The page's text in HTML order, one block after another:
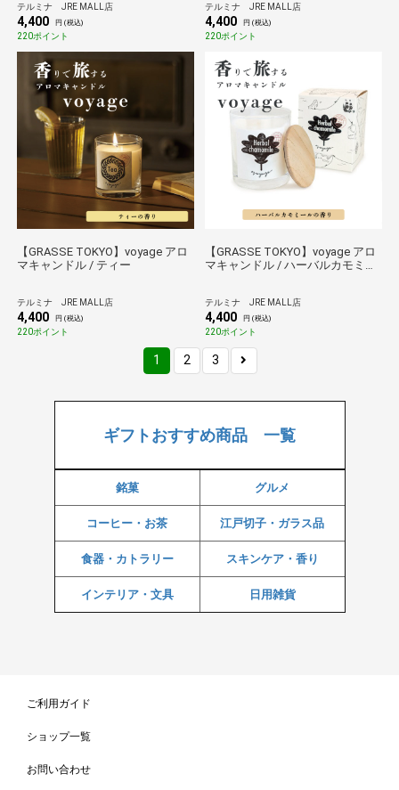
テルミナ JRE MALL店
4,400 円 (税込)
220ポイント
テルミナ JRE MALL店
4,400 円 (税込)
220ポイント
【GRASSE TOKYO】voyage アロ
マキャンドル / ティー
テルミナ JRE MALL店
4,400 円 (税込)
220ポイント
【GRASSE TOKYO】voyage アロ
マキャンドル / ハーバルカモミー
テルミナ JRE MALL店
4,400 円 (税込)
220ポイント
1 2 3
ギフトおすすめ商品 一覧
銘菓 グルメ
コーヒー・お茶 江戸切子・ガラス品
食器・カトラリー スキンケア・香り
インテリア・文具 日用雑貨
ご利用ガイド
ショップ一覧
お問い合わせ